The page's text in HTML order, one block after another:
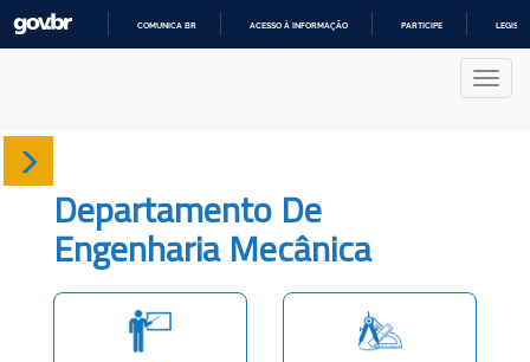
COMUNICA BR ACESSO À INFORMAÇÃO PARTICIPE
Sobre
Docentes
Produções
Departamento De
Engenharia Mecânica